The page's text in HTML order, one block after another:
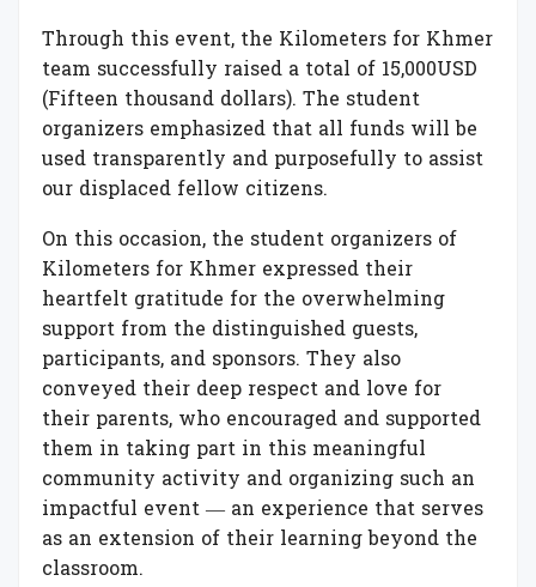
Through this event, the Kilometers for Khmer
team successfully raised a total of 15,000USD
(Fifteen thousand dollars). The student
organizers emphasized that all funds will be
used transparently and purposefully to assist
our displaced fellow citizens.
On this occasion, the student organizers of
Kilometers for Khmer expressed their
heartfelt gratitude for the overwhelming
support from the distinguished guests,
participants, and sponsors. They also
conveyed their deep respect and love for
their parents, who encouraged and supported
them in taking part in this meaningful
community activity and organizing such an
impactful event — an experience that serves
as an extension of their learning beyond the
classroom.